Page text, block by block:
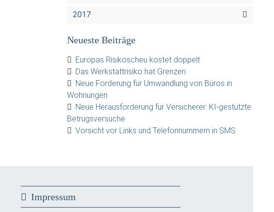
2017
Neueste Beiträge
Europas Risikoscheu kostet doppelt
Das Werkstattrisiko hat Grenzen
Neue Förderung für Umwandlung von Büros in
Wohnungen
Neue Herausforderung für Versicherer: KI-gestützte
Betrugsversuche
Vorsicht vor Links und Telefonnummern in SMS
Impressum